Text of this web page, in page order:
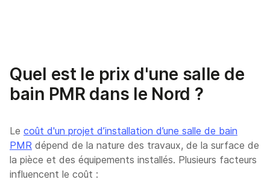
Quel est le prix d'une salle de
bain PMR dans le Nord ?
Le coût d'un projet d’installation d’une salle de bain
PMR dépend de la nature des travaux, de la surface de
la pièce et des équipements installés. Plusieurs facteurs
influencent le coût :